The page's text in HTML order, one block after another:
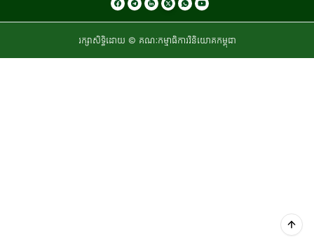
រក្សាសិទ្ធិដោយ © គណៈកម្មាធិការវិនិយោគកម្ពុជា